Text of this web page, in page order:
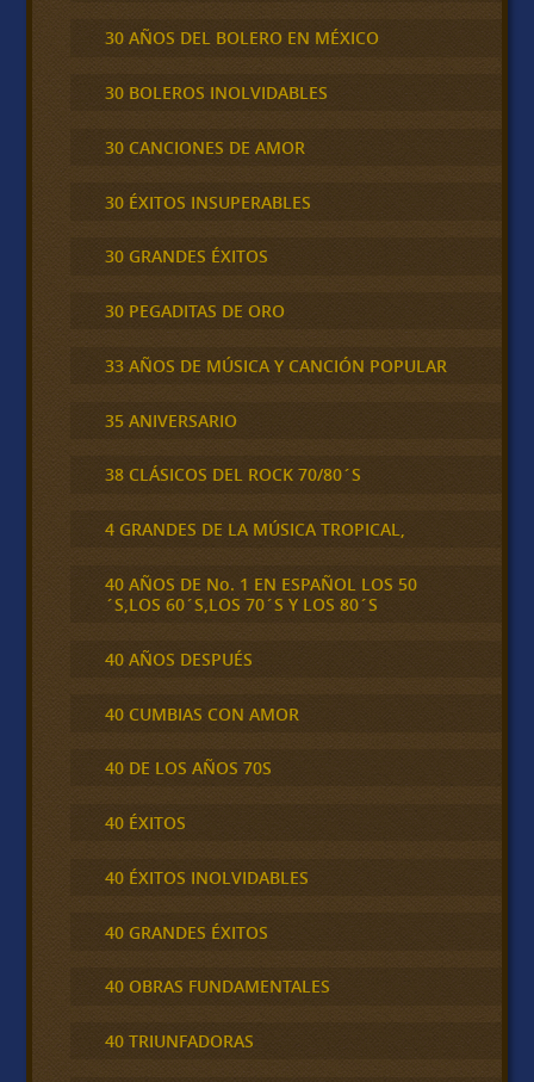
30 AÑOS DEL BOLERO EN MÉXICO
30 BOLEROS INOLVIDABLES
30 CANCIONES DE AMOR
30 ÉXITOS INSUPERABLES
30 GRANDES ÉXITOS
30 PEGADITAS DE ORO
33 AÑOS DE MÚSICA Y CANCIÓN POPULAR
35 ANIVERSARIO
38 CLÁSICOS DEL ROCK 70/80´S
4 GRANDES DE LA MÚSICA TROPICAL,
40 AÑOS DE No. 1 EN ESPAÑOL LOS 50
´S,LOS 60´S,LOS 70´S Y LOS 80´S
40 AÑOS DESPUÉS
40 CUMBIAS CON AMOR
40 DE LOS AÑOS 70S
40 ÉXITOS
40 ÉXITOS INOLVIDABLES
40 GRANDES ÉXITOS
40 OBRAS FUNDAMENTALES
40 TRIUNFADORAS